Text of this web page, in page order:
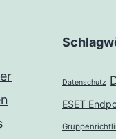
Datenschutz
ESET